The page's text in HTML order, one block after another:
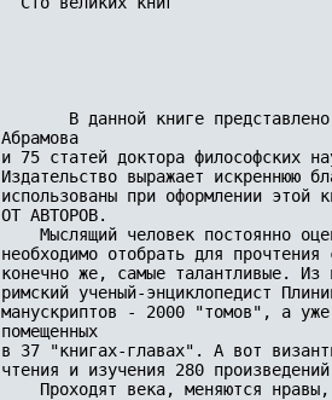
В данной книге
Абрамова
и 75 статей доктора философских
Издательство выражает искреннюю
использованы при оформлении этой
ОТ АВТОРОВ.
Мыслящий человек постоянно
необходимо отобрать для
конечно же, самые талантливые. Из
римский ученый-энциклопедист
манускриптов - 2000 "томов", а
помещенных
в 37 "книгах-главах". А вот
чтения и изучения 280
Проходят века, меняются